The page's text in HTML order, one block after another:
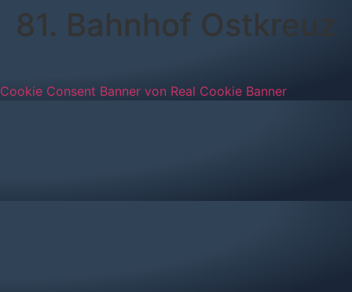
81. Bahnhof Ostkreuz
Cookie Consent Banner von Real Cookie Banner